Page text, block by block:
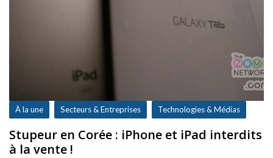
À la une Secteurs & Entreprises Technologies & Médias
Stupeur en Corée : iPhone et iPad interdits
à la vente !